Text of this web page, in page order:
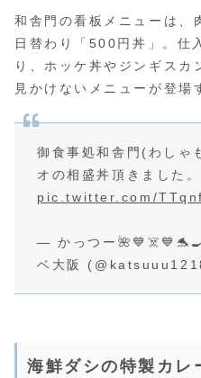
和舎門の看板メニューは、
日替わり「500円丼」。仕
り、ホッケ丼やジンギスカ
見かけないメニューが登場
御食事処和舎門(わしゃ
オの相盛丼頂きました
pic.twitter.com/
— かっつー
ベ大阪
海鮮ダシの特製カレ